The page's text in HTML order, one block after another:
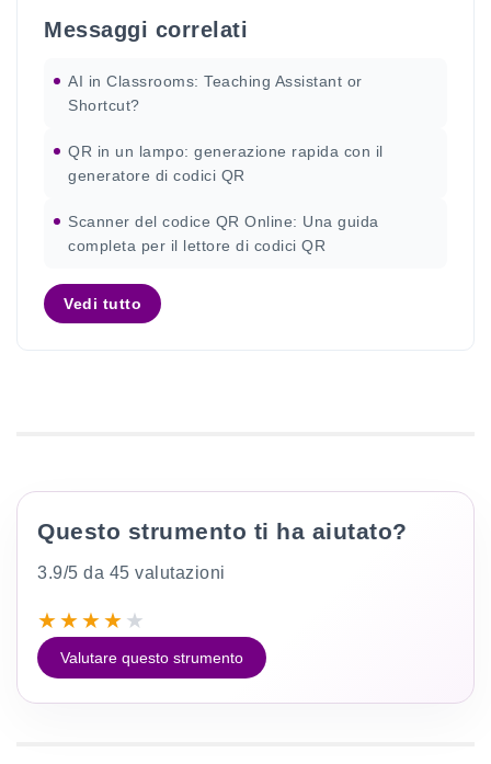
Messaggi correlati
AI in Classrooms: Teaching Assistant or
Shortcut?
QR in un lampo: generazione rapida con il
generatore di codici QR
Scanner del codice QR Online: Una guida
completa per il lettore di codici QR
Vedi tutto
Questo strumento ti ha aiutato?
3.9/5 da 45 valutazioni
★★★★ ★
Valutare questo strumento